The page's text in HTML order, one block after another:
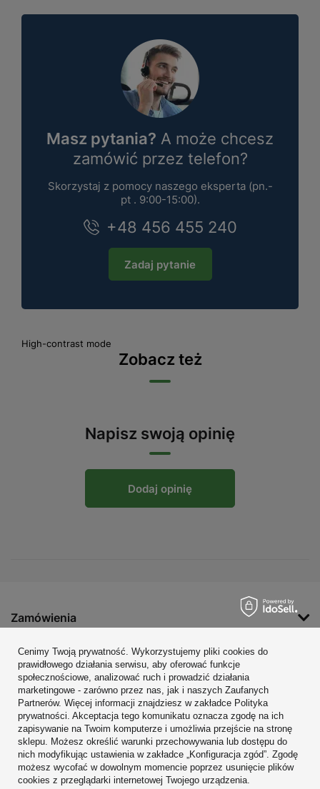
Masz pytania? A może chcesz
zamówić przez telefon?
Skorzystaj z pomocy naszego eksperta (pn.-
pt . 9:00-15:00).
+48 456 455 240
Zadaj pytanie
High-contrast mode
Zobacz też
Napisz swoją opinię
Dodaj opinię
Zamówienia
Regulaminy
Zobacz również
W sklepie prezentujemy ceny brutto (z VAT).
Cenimy Twoją prywatność. Wykorzystujemy pliki cookies do
prawidłowego działania serwisu, aby oferować funkcje
społecznościowe, analizować ruch i prowadzić działania
marketingowe - zarówno przez nas, jak i naszych Zaufanych
Partnerów. Więcej informacji znajdziesz w zakładce Polityka
prywatności. Akceptacja tego komunikatu oznacza zgodę na ich
zapisywanie na Twoim komputerze i umożliwia przejście na stronę
sklepu. Możesz określić warunki przechowywania lub dostępu do
nich modyfikując ustawienia w zakładce „Konfiguracja zgód”. Zgodę
możesz wycofać w dowolnym momencie poprzez usunięcie plików
cookies z przeglądarki internetowej Twojego urządzenia.